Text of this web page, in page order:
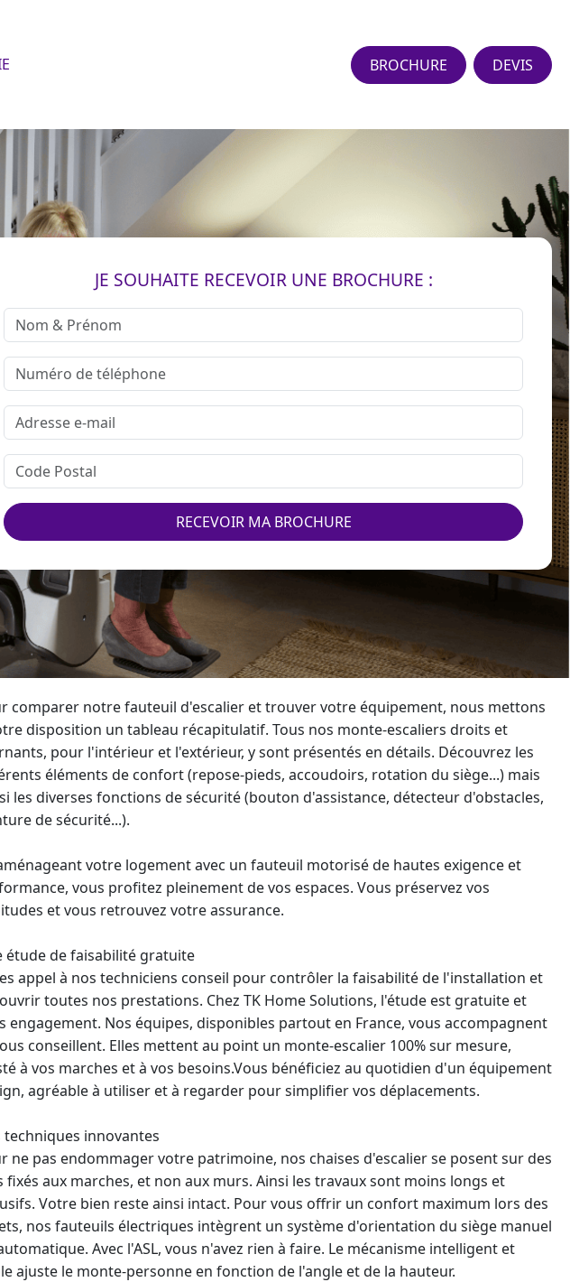
BROCHURE DEVIS
JE SOUHAITE RECEVOIR UNE BROCHURE :
RECEVOIR MA BROCHURE
comparer notre fauteuil d'escalier et trouver votre équipement, nous mettons
disposition un tableau récapitulatif. Tous nos monte-escaliers droits et
pour l'intérieur et l'extérieur, y sont présentés en détails. Découvrez les
éléments de confort (repose-pieds, accoudoirs, rotation du siège...) mais
les diverses fonctions de sécurité (bouton d'assistance, détecteur d'obstacles,
de sécurité...).
votre logement avec un fauteuil motorisé de hautes exigence et
vous profitez pleinement de vos espaces. Vous préservez vos
et vous retrouvez votre assurance.
étude de faisabilité gratuite
appel à nos techniciens conseil pour contrôler la faisabilité de l'installation et
toutes nos prestations. Chez TK Home Solutions, l'étude est gratuite et
engagement. Nos équipes, disponibles partout en France, vous accompagnent
conseillent. Elles mettent au point un monte-escalier 100% sur mesure,
à vos marches et à vos besoins.Vous bénéficiez au quotidien d'un équipement
agréable à utiliser et à regarder pour simplifier vos déplacements.
techniques innovantes
ne pas endommager votre patrimoine, nos chaises d'escalier se posent sur des
fixés aux marches, et non aux murs. Ainsi les travaux sont moins longs et
Votre bien reste ainsi intact. Pour vous offrir un confort maximum lors des
nos fauteuils électriques intègrent un système d'orientation du siège manuel
Avec l'ASL, vous n'avez rien à faire. Le mécanisme intelligent et
ajuste le monte-personne en fonction de l'angle et de la hauteur.